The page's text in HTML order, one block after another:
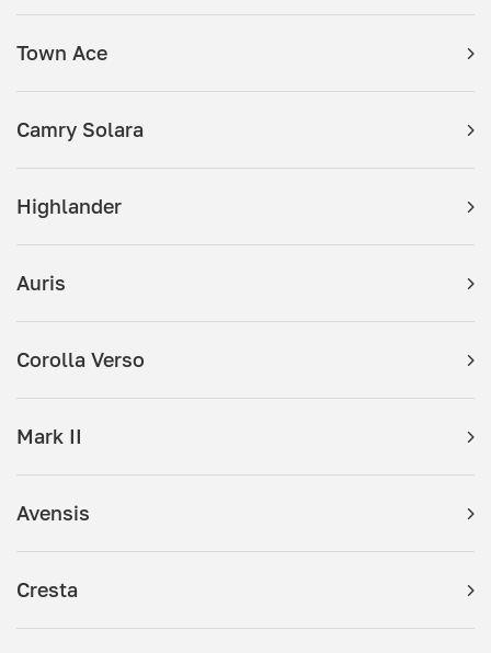
Town Ace
Camry Solara
Highlander
Auris
Corolla Verso
Mark II
Avensis
Cresta